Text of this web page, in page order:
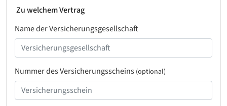
Zu welchem Vertrag
Name der Versicherungsgesellschaft
Nummer des Versicherungsscheins (optional)